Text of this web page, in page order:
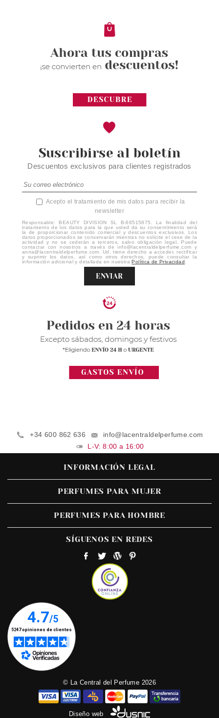
4.95€
Suscribirse al boletín
Descuentos exclusivos para clientes registrados
Acepto el tratamiento de mis datos para recibir la
newsletter
Responsable: BEAUTY DIVISION SL B-66515875. La finalidad del
tratamiento de los datos para la que usted da su consentimiento será
la de proporcionar contenido comercial y descuentos exclusivos. Los
datos proporcionados se conservarán mientras no solicite el cese de la
actividad y no se cederán a terceros, salvo obligación legal. Puede
contactar con nosotros a través de info@lacentraldelperfume.com y
anna@lacentraldelperfume.com. Ud. tiene derecho a acceder, rectificar
y suprimir los datos, así como otros derechos, puede consultar la
información adicional y detallada en nuestraPolítica de Privacidad
ENVIAR
+34 600 862 636
info@lacentraldelperfume.com
L-V: 8:00 a 16:00
INFORMACIÓN LEGAL
PERFUMES PARA MUJER
PERFUMES PARA HOMBRE
SÍGUENOS EN REDES
© La Central del Perfume 2026
Diseño web